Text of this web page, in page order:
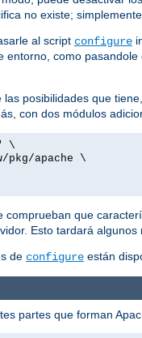
no existe;
al script configure
entorno, como pasandole
posibilidades que
con dos módulos
\
apache \
comprueban que
Esto tardará algunos
de configure están
partes que forman